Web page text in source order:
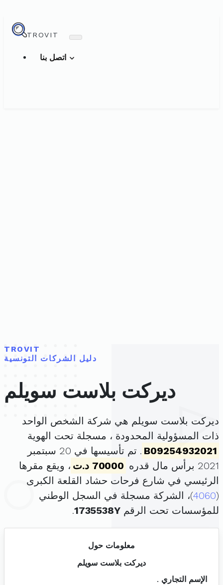
TROVIT
TROVIT
دليل الشركات التونسية
ديركت بلاست سويلم
ديركت بلاست سويلم هي شركة الشخص الواحد
ذات المسؤولية المحدودة ، مسجلة تحت الهوية
B09254932021
. تم تأسيسها في 20 سبتمبر
2021 برأس مال قدره
70000 د.ت
، ويقع مقرها
الرئيسي في شارع فرحات حشاد القلعة الكبرى
(
4060)، الشركة مسجلة في السجل الوطني
للمؤسسات تحت الرقم 1735538Y
.
معلومات حول
ديركت بلاست سويلم
الإسم التجاري .